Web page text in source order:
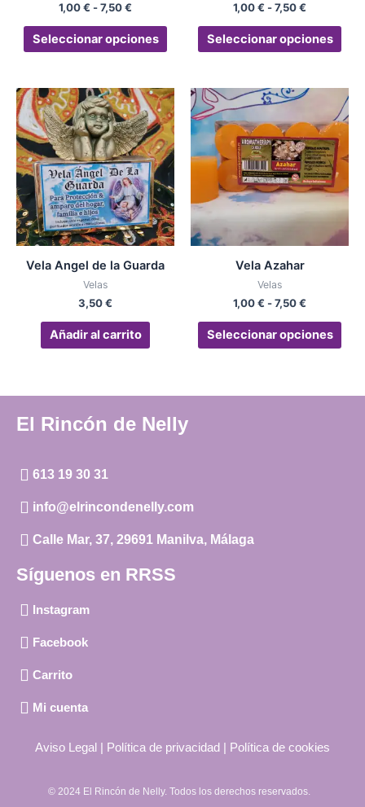
1,00€ -7,50€
Seleccionar opciones
de
1,00€ -7,50€
Seleccionar opciones
de
Vela Angel de la Guarda
Velas
3,50€
Añadir al carrito
Vela Azahar
Velas
1,00€ -7,50€
Rango
precios:
desde
1,00 €
hasta
7,50 €
Seleccionar opciones
Este
Las
se
de
El Rincón de Nelly
613 19 30 31
info@elrincondenelly.com
Calle Mar, 37, 29691 Manilva, Málaga
Síguenos en RRSS
Instagram
Facebook
Carrito
Mi cuenta
Aviso Legal Política de privacidad Política de cookies
© 2024 El Rincón de Nelly. Todos los derechos reservados.